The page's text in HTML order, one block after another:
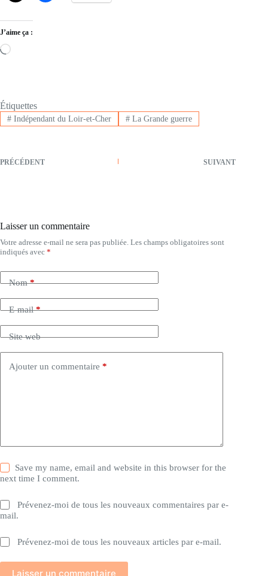
J’aime ça :
Loading…
Étiquettes
#Indépendant du Loir-et-Cher #La Grande guerre
PRÉCÉDENT SUIVANT
Laisser un commentaire
Votre adresse e-mail ne sera pas publiée. Les champs obligatoires sont
indiqués avec *
Nom*
E-mail*
Site web
Ajouter un commentaire *
Save my name, email and website in this browser for the
next time I comment.
Prévenez-moi de tous les nouveaux commentaires par e-
mail.
Prévenez-moi de tous les nouveaux articles par e-mail.
Laisser un commentaire